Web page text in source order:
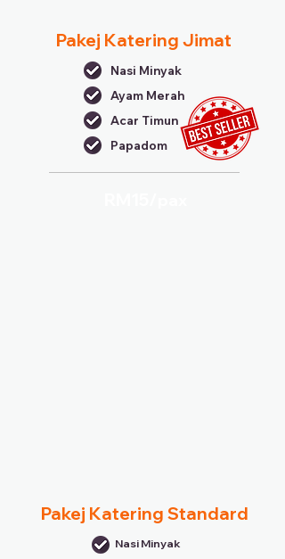
Pakej Katering Jimat
Nasi Minyak
Ayam Merah
Acar Timun
Papadom
Pakej Katering Standard
Nasi Minyak